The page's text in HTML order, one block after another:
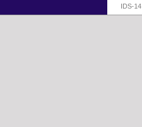
IDS-14